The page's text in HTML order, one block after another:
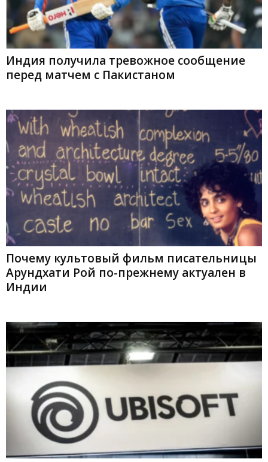
Индия получила тревожное сообщение
перед матчем с Пакистаном
Почему культовый фильм писательницы
Арундхати Рой по-прежнему актуален в
Индии